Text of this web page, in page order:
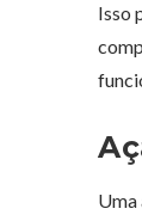
Isso
Uma